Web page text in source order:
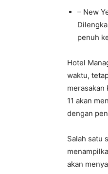
– New
penuh
Hotel
waktu,
merasakan
11 akan
dengan
Salah satu
akan